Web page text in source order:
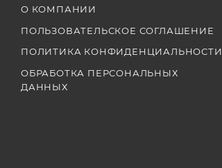
О КОМПАНИИ
ПОЛЬЗОВАТЕЛЬСКОЕ СОГЛАШЕНИЕ
ПОЛИТИКА КОНФИДЕНЦИАЛЬНОСТИ
ОБРАБОТКА ПЕРСОНАЛЬНЫХ
ДАННЫХ